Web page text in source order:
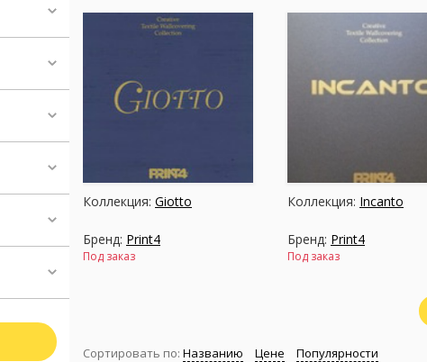
Коллекция: Giotto
Бренд: Print4
Под заказ
Коллекция: Incanto
Бренд: Print4
Под заказ
Сортировать по: Названию Цене Популярности